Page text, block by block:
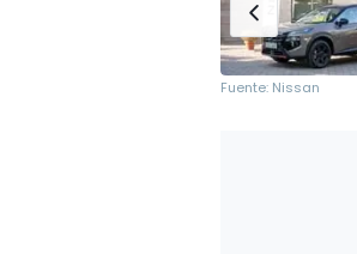
Fuente: Nissan